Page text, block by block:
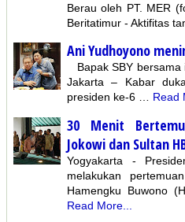
Berau oleh PT. MER
Beritatimur - Aktifitas
Ani Yudhoyono
Bapak SBY bersama
Jakarta – Kabar
presiden ke-6 …
Read
30 Menit
Jokowi dan Sultan
Yogyakarta -
melakukan
Hamengku Buwono
Read More...